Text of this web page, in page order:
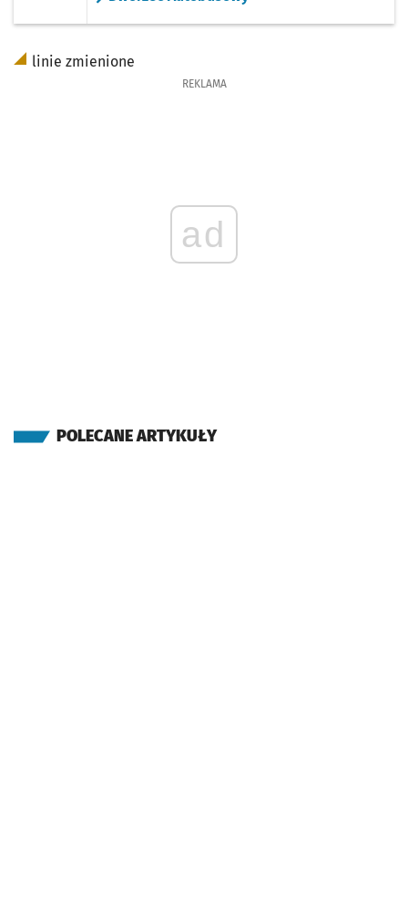
linie zmienione
REKLAMA
ad
POLECANE ARTYKUŁY